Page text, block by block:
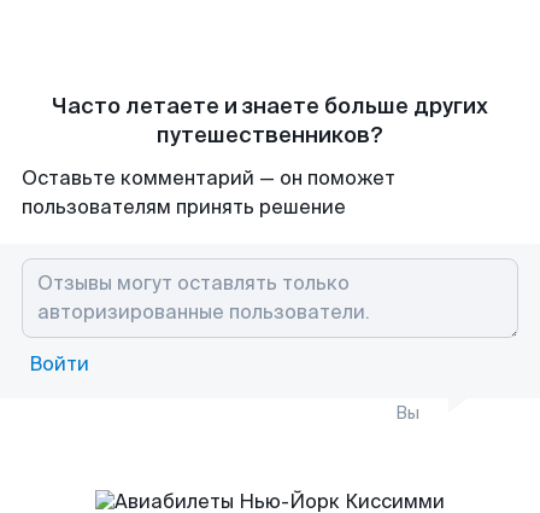
Часто летаете и знаете больше других
путешественников?
Оставьте комментарий — он поможет
пользователям принять решение
Войти
Вы